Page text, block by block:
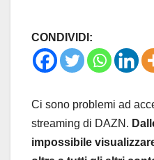
CONDIVIDI:
Ci sono problemi ad
streaming di DAZN.
impossibile